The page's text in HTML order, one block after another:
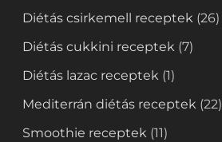
Diétás csirkemell receptek (26)
Diétás cukkini receptek (7)
Diétás lazac receptek (1)
Mediterrán diétás receptek (22)
Smoothie receptek (11)